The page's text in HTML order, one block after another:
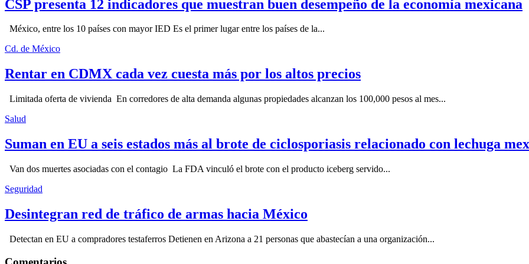
CSP presenta 12 indicadores que muestran buen desempeño de la economía mexicana
México, entre los 10 países con mayor IED Es el primer lugar entre los países de la...
Cd. de México
Rentar en CDMX cada vez cuesta más por los altos precios
Limitada oferta de vivienda En corredores de alta demanda algunas propiedades alcanzan los 100,000 pesos al mes...
Salud
Suman en EU a seis estados más al brote de ciclosporiasis relacionado con lechuga
Van dos muertes asociadas con el contagio La FDA vinculó el brote con el producto iceberg servido...
Seguridad
Desintegran red de tráfico de armas hacia México
Detectan en EU a compradores testaferros Detienen en Arizona a 21 personas que abastecían a una organización...